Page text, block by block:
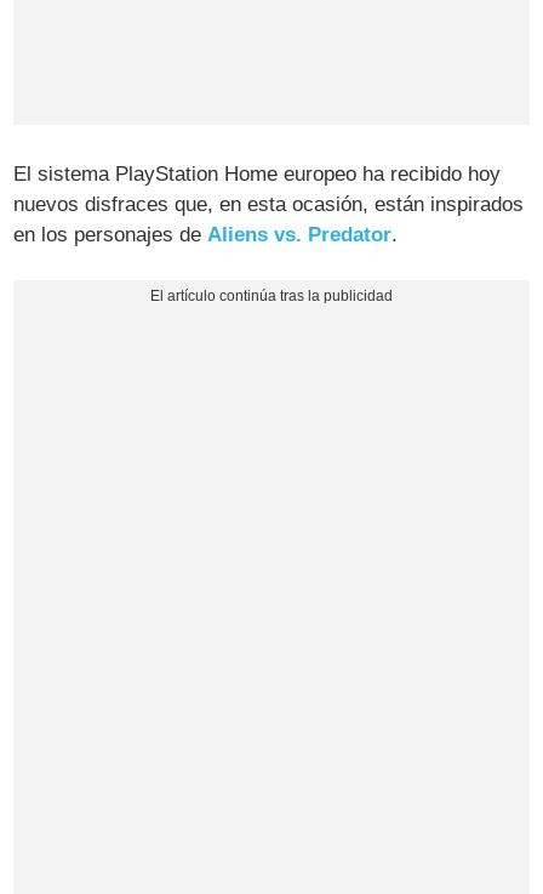
El sistema PlayStation Home europeo ha recibido hoy
nuevos disfraces que, en esta ocasión, están inspirados
en los personajes deAliens vs. Predator.